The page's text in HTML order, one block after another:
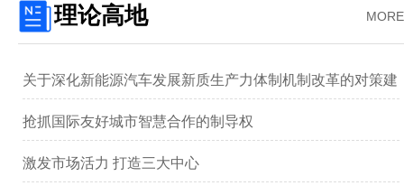
MORE
理论高地
关于深化新能源汽车发展新质生产力体制机制改革的对策建
议 ——以广汽集团为例
抢抓国际友好城市智慧合作的制导权
激发市场活力 打造三大中心